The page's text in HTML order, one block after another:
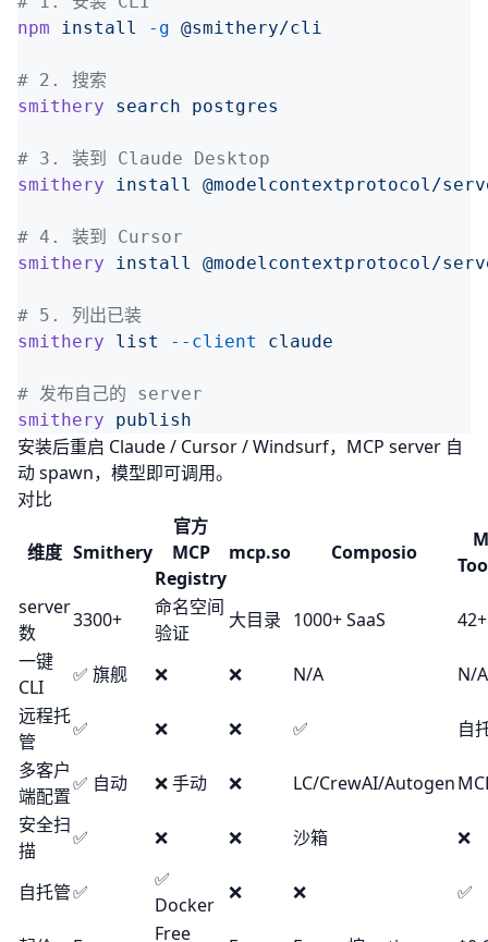
npm install -g
smithery search
smithery install @modelcontextprotocol/
smithery install @modelcontextprotocol/
smithery list --client
smithery
安装后重启 Claude / Cursor / Windsurf，MCP server 自
动 spawn，模型即可调用。
对比
维度 Smithery
官方
MCP
Registry
mcp.so Composio
server
数
3300+
命名空间
验证
大目录 1000+ SaaS
一键
CLI
✅ 旗舰 ❌ ❌ N/A
N/A
远程托
管
✅ ❌ ❌ ✅
自
多客户
端配置
✅ 自动 ❌ 手动 ❌ LC/CrewAI/Autogen
安全扫
描
✅ ❌ ❌ 沙箱 ❌
自托管✅
✅
Docker
❌ ❌ ✅
Free